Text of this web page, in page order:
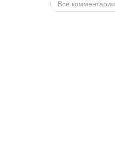
Все комментарии